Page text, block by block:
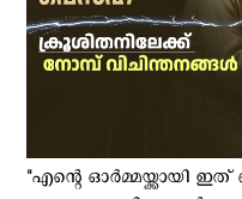
"എന്റെ ഓർമ്മയ്ക്കായി ഇത്